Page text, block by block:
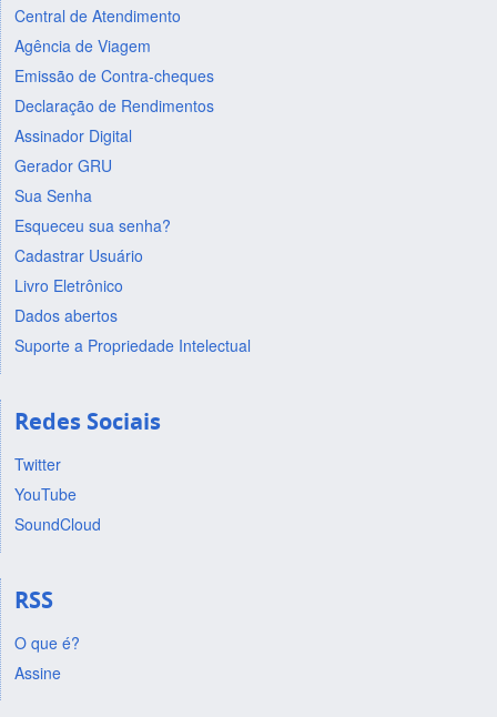
Central de Atendimento
Agência de Viagem
Emissão de Contra-cheques
Declaração de Rendimentos
Assinador Digital
Gerador GRU
Sua Senha
Esqueceu sua senha?
Cadastrar Usuário
Livro Eletrônico
Dados abertos
Suporte a Propriedade Intelectual
Redes Sociais
Twitter
YouTube
SoundCloud
RSS
O que é?
Assine